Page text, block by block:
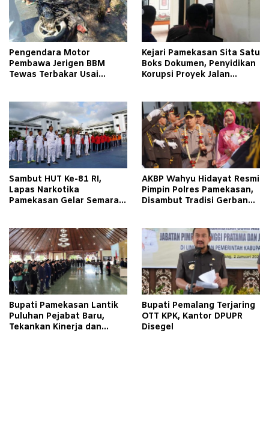
Pengendara Motor
Pembawa Jerigen BBM
Tewas Terbakar Usai
Pamekasan
Kejari Pamekasan Sita Satu
Boks Dokumen, Penyidikan
Korupsi Proyek Jalan
Sambut HUT Ke-81 RI,
Lapas Narkotika
Pamekasan Gelar Semarak
AKBP Wahyu Hidayat Resmi
Pimpin Polres Pamekasan,
Disambut Tradisi Gerbang
Bupati Pamekasan Lantik
Puluhan Pejabat Baru,
Tekankan Kinerja dan
Bupati Pemalang Terjaring
OTT KPK, Kantor DPUPR
Disegel